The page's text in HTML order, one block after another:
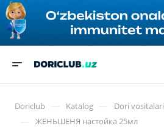
Doriclub — Katalog — Dori vositalari
— ЖЕНЬШЕНЯ настойка 25мл